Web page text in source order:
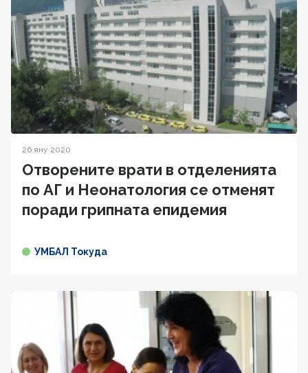
26 яну 2020
Отворените врати в отделенията
по АГ и Неонатология се отменят
поради грипната епидемия
УМБАЛ Токуда